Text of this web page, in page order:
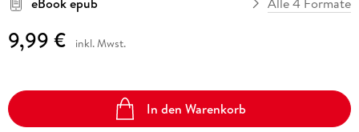
9,99 € inkl. Mwst.
In den Warenkorb